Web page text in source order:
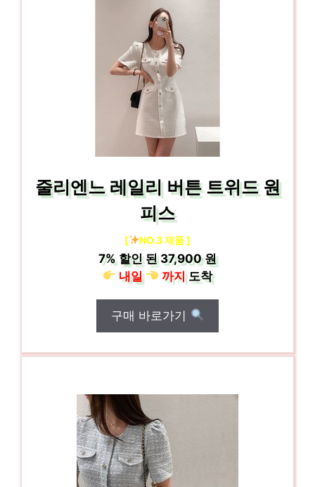
줄리엔느 레일리 버튼 트위드 원
피스
[ NO.3 제품 ]
7% 할인 된37,900 원
내일
까지도착
구매 바로가기